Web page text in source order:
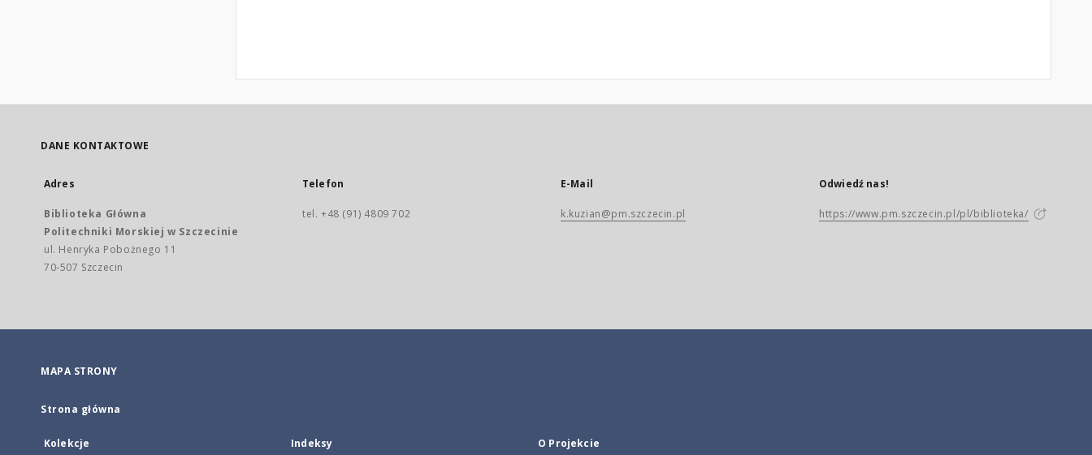
DANE KONTAKTOWE
Adres
Biblioteka Główna
Politechniki Morskiej w Szczecinie
ul. Henryka Pobożnego 11
70-507 Szczecin
Telefon
tel. +48 (91) 4809 702
E-Mail
k.kuzian@pm.szczecin.pl
Odwiedź nas!
https://www.pm.szczecin.pl/pl/biblioteka/
MAPA STRONY
Strona główna
Kolekcje Indeksy O Projekcie